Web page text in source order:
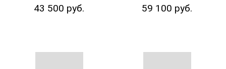
43 500 руб. 59 100 руб.